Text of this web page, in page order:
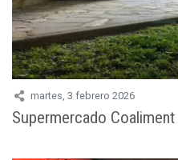
martes, 3 febrero 2026
Supermercado Coaliment